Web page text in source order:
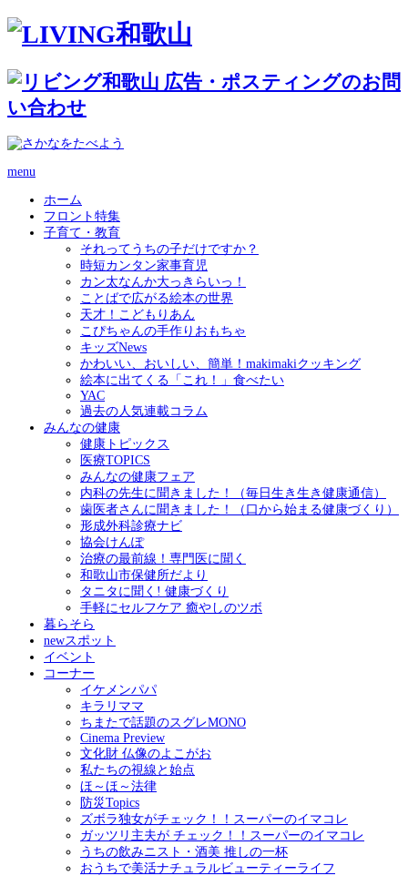
menu
ホーム
フロント特集
子育て・教育
それってうちの子だけですか？
時短カンタン家事育児
カン太なんか大っきらいっ！
ことばで広がる絵本の世界
天才！こどもりあん
こぴちゃんの手作りおもちゃ
キッズNews
かわいい、おいしい、簡単！makimakiクッキング
絵本に出てくる「これ！」食べたい
YAC
過去の人気連載コラム
みんなの健康
健康トピックス
医療TOPICS
みんなの健康フェア
内科の先生に聞きました！（毎日生き生き健康通信）
歯医者さんに聞きました！（口から始まる健康づくり）
形成外科診療ナビ
協会けんぽ
治療の最前線！専門医に聞く
和歌山市保健所だより
タニタに聞く! 健康づくり
手軽にセルフケア 癒やしのツボ
暮らそら
newスポット
イベント
コーナー
イケメンパパ
キラリママ
ちまたで話題のスグレMONO
Cinema Preview
文化財 仏像のよこがお
私たちの視線と始点
ほ～ほ～法律
防災Topics
ズボラ独女がチェック！！スーパーのイマコレ
ガッツリ主夫が チェック！！スーパーのイマコレ
うちの飲みニスト・酒美 推しの一杯
おうちで美活ナチュラルビューティーライフ